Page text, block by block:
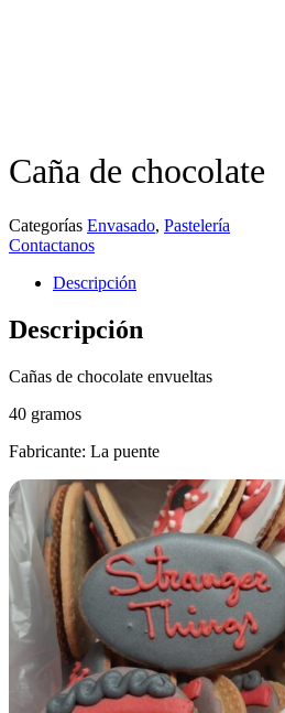
Caña de chocolate
Categorías Envasado, Pastelería
Contactanos
Descripción
Descripción
Cañas de chocolate envueltas
40 gramos
Fabricante: La puente